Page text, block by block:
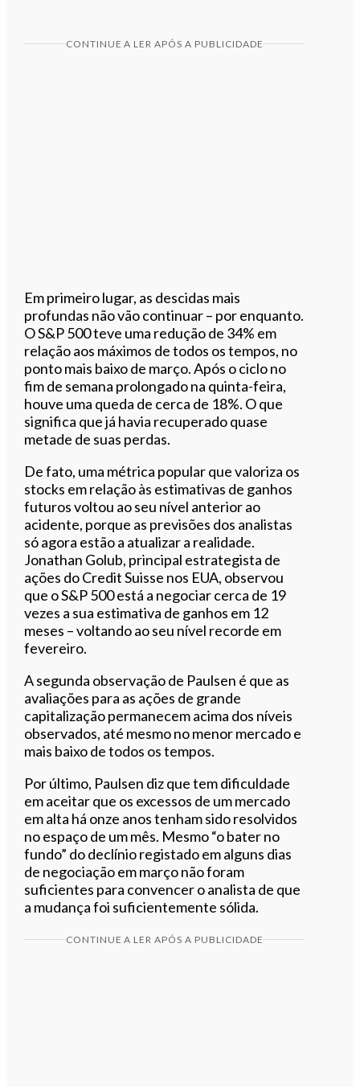
CONTINUE A LER APÓS A PUBLICIDADE
Em primeiro lugar, as descidas mais
profundas não vão continuar – por enquanto.
O S&P 500 teve uma redução de 34% em
relação aos máximos de todos os tempos, no
ponto mais baixo de março. Após o ciclo no
fim de semana prolongado na quinta-feira,
houve uma queda de cerca de 18%. O que
significa que já havia recuperado quase
metade de suas perdas.
De fato, uma métrica popular que valoriza os
stocks em relação às estimativas de ganhos
futuros voltou ao seu nível anterior ao
acidente, porque as previsões dos analistas
só agora estão a atualizar a realidade.
Jonathan Golub, principal estrategista de
ações do Credit Suisse nos EUA, observou
que o S&P 500 está a negociar cerca de 19
vezes a sua estimativa de ganhos em 12
meses – voltando ao seu nível recorde em
fevereiro.
A segunda observação de Paulsen é que as
avaliações para as ações de grande
capitalização permanecem acima dos níveis
observados, até mesmo no menor mercado e
mais baixo de todos os tempos.
Por último, Paulsen diz que tem dificuldade
em aceitar que os excessos de um mercado
em alta há onze anos tenham sido resolvidos
no espaço de um mês. Mesmo “o bater no
fundo” do declínio registado em alguns dias
de negociação em março não foram
suficientes para convencer o analista de que
a mudança foi suficientemente sólida.
CONTINUE A LER APÓS A PUBLICIDADE